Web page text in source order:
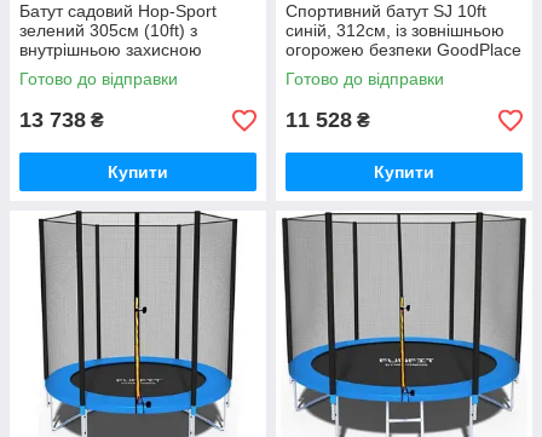
Батут садовий Hop-Sport
зелений 305см (10ft) з
внутрішньою захисною
огорожею GoodPlace -worry-
free-shopping-
Готово до відправки
13 738 ₴
Купити
Спортивний батут SJ 10ft
синій, 312см, із зовнішньою
огорожею безпеки GoodPlace
-worry-free-shopping-
Готово до відправки
11 528 ₴
Купити